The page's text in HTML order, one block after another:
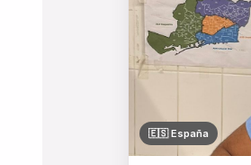
🇪🇸 España